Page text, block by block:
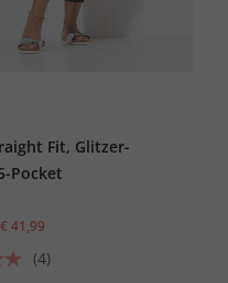
Fit, Glitzer-
Pocket
€ 41,99
(4)